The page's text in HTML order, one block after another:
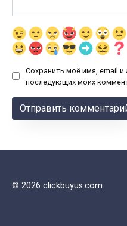
Сохранить моё имя, email и
последующих моих
© 2026 clickbuyus.com